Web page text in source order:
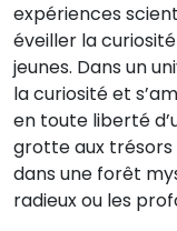
expériences
éveiller la
jeunes. Dans un
la curiosité et
en toute liberté
grotte aux
dans une forêt
radieux ou les